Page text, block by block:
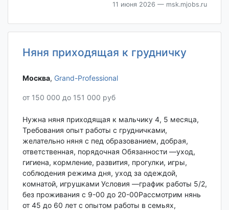
11 июня 2026 — msk.mjobs.ru
Няня приходящая к грудничку
Москва‎, Grand-Professional
от 150 000 до 151 000 руб
Нужна няня приходящая к мальчику 4, 5 месяца,
Требования опыт работы с грудничками,
желательно няня с пед образованием, добрая,
ответственная, порядочная Обязанности —уход,
гигиена, кормление, развития, прогулки, игры,
соблюдения режима дня, уход за одеждой,
комнатой, игрушками Условия —график работы 5/2,
без проживания с 9-00 до 20-00Рассмотрим нянь
от 45 до 60 лет с опытом работы в семьях,